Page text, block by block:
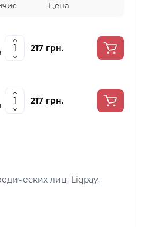
Цена
217 грн.
217 грн.
лиц, Liqpay,